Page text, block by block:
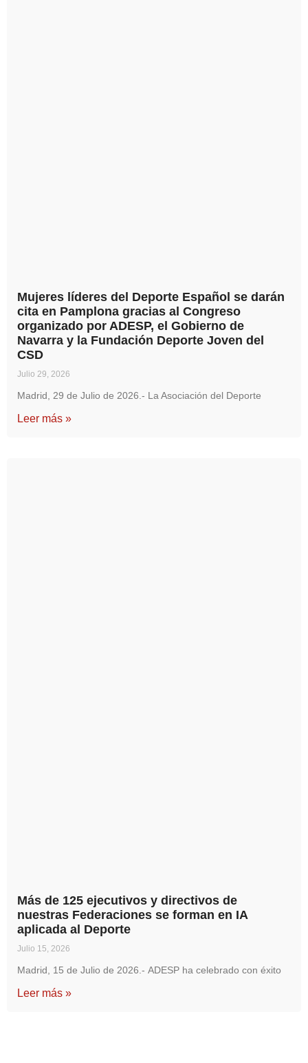
Mujeres líderes del Deporte Español se darán
cita en Pamplona gracias al Congreso
organizado por ADESP, el Gobierno de
Navarra y la Fundación Deporte Joven del
CSD
Julio 29, 2026
Madrid, 29 de Julio de 2026.- La Asociación del Deporte
Leer más »
Más de 125 ejecutivos y directivos de
nuestras Federaciones se forman en IA
aplicada al Deporte
Julio 15, 2026
Madrid, 15 de Julio de 2026.- ADESP ha celebrado con éxito
Leer más »